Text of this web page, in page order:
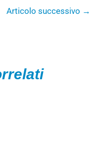
Articolo successivo →